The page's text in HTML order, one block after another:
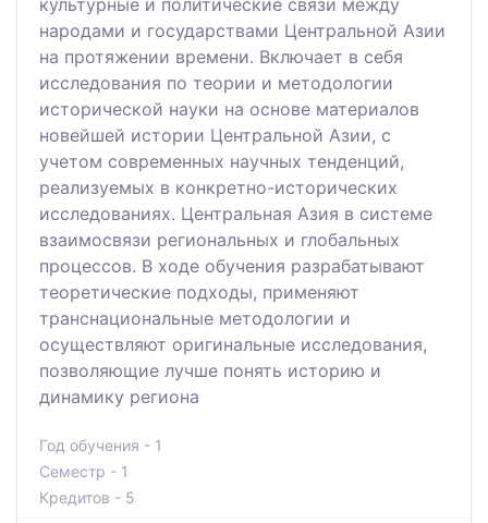
культурные и политические связи между
народами и государствами Центральной Азии
на протяжении времени. Включает в себя
исследования по теории и методологии
исторической науки на основе материалов
новейшей истории Центральной Азии, с
учетом современных научных тенденций,
реализуемых в конкретно-исторических
исследованиях. Центральная Азия в системе
взаимосвязи региональных и глобальных
процессов. В ходе обучения разрабатывают
теоретические подходы, применяют
транснациональные методологии и
осуществляют оригинальные исследования,
позволяющие лучше понять историю и
динамику региона
Год обучения - 1
Семестр - 1
Кредитов - 5